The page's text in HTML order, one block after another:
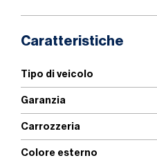
Caratteristiche
Tipo di veicolo
Garanzia
Carrozzeria
Colore esterno